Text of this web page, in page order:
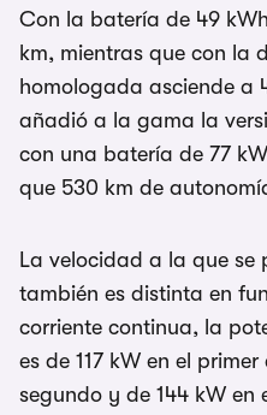
Con la batería de 49
km, mientras que con la
homologada asciende a
añadió a la gama la
con una batería de 77
que 530 km de
La velocidad a la que
también es distinta en
corriente continua, la
es de 117 kW en el
segundo y de 144 kW en